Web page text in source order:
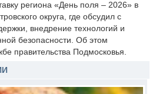
региона «День поля – 2026» в
округа, где обсудил с
внедрение технологий и
безопасности. Об этом
правительства Подмосковья.